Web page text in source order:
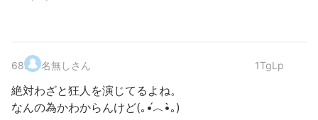
68. 名無しさん 1TgLp
絶対わざと狂人を演じてるよね。
なんの為かわからんけど(｡•́︿•̀｡)